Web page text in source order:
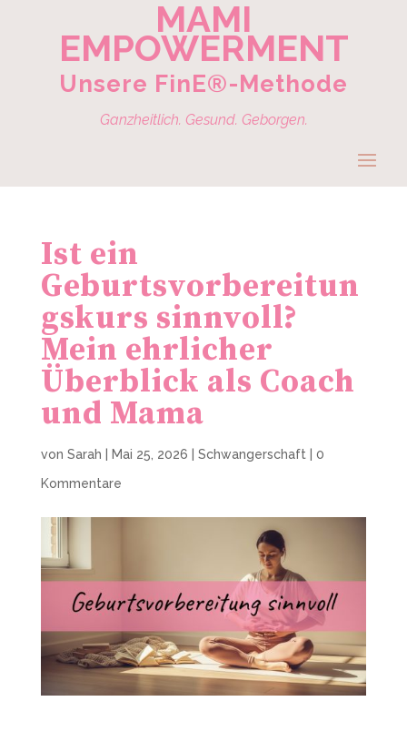
MAMI
EMPOWERMENT
Unsere FinE®-Methode
Ganzheitlich. Gesund. Geborgen.
Ist ein
Geburtsvorbereitun
gskurs sinnvoll?
Mein ehrlicher
Überblick als Coach
und Mama
von Sarah Mai 25, 2026 Schwangerschaft
0
Kommentare